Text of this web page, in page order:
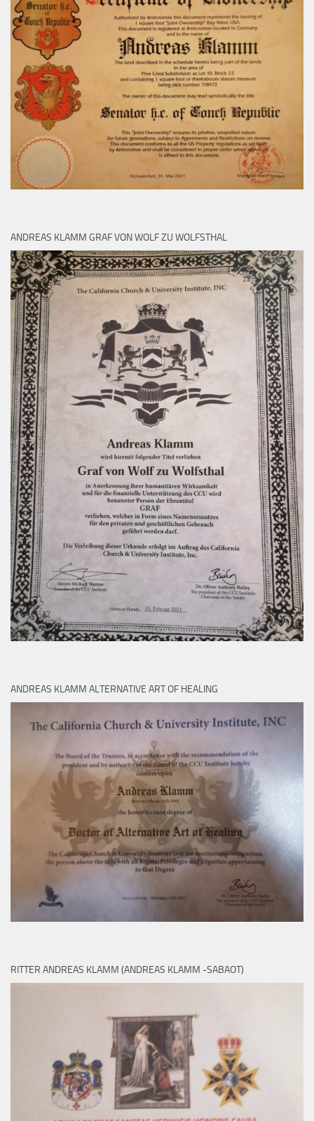
ANDREAS KLAMM GRAF VON WOLF ZU WOLFSTHAL
ANDREAS KLAMM ALTERNATIVE ART OF HEALING
RITTER ANDREAS KLAMM (ANDREAS KLAMM -SABAOT)